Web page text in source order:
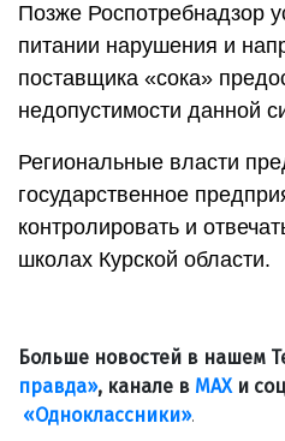
Позже Роспотребнадзор
питании нарушения и
поставщика «сока»
недопустимости данной
Региональные власти
государственное
контролировать и
школах Курской области.
Больше новостей в нашем
правда», канале в МАХи
«Одноклассники».